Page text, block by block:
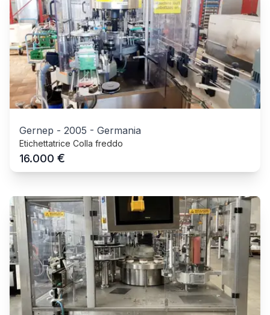
Gernep - 2005 - Germania
Etichettatrice Colla freddo
16.000 €